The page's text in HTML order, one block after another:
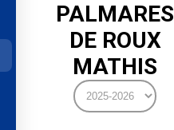
PALMARES
DE ROUX
MATHIS